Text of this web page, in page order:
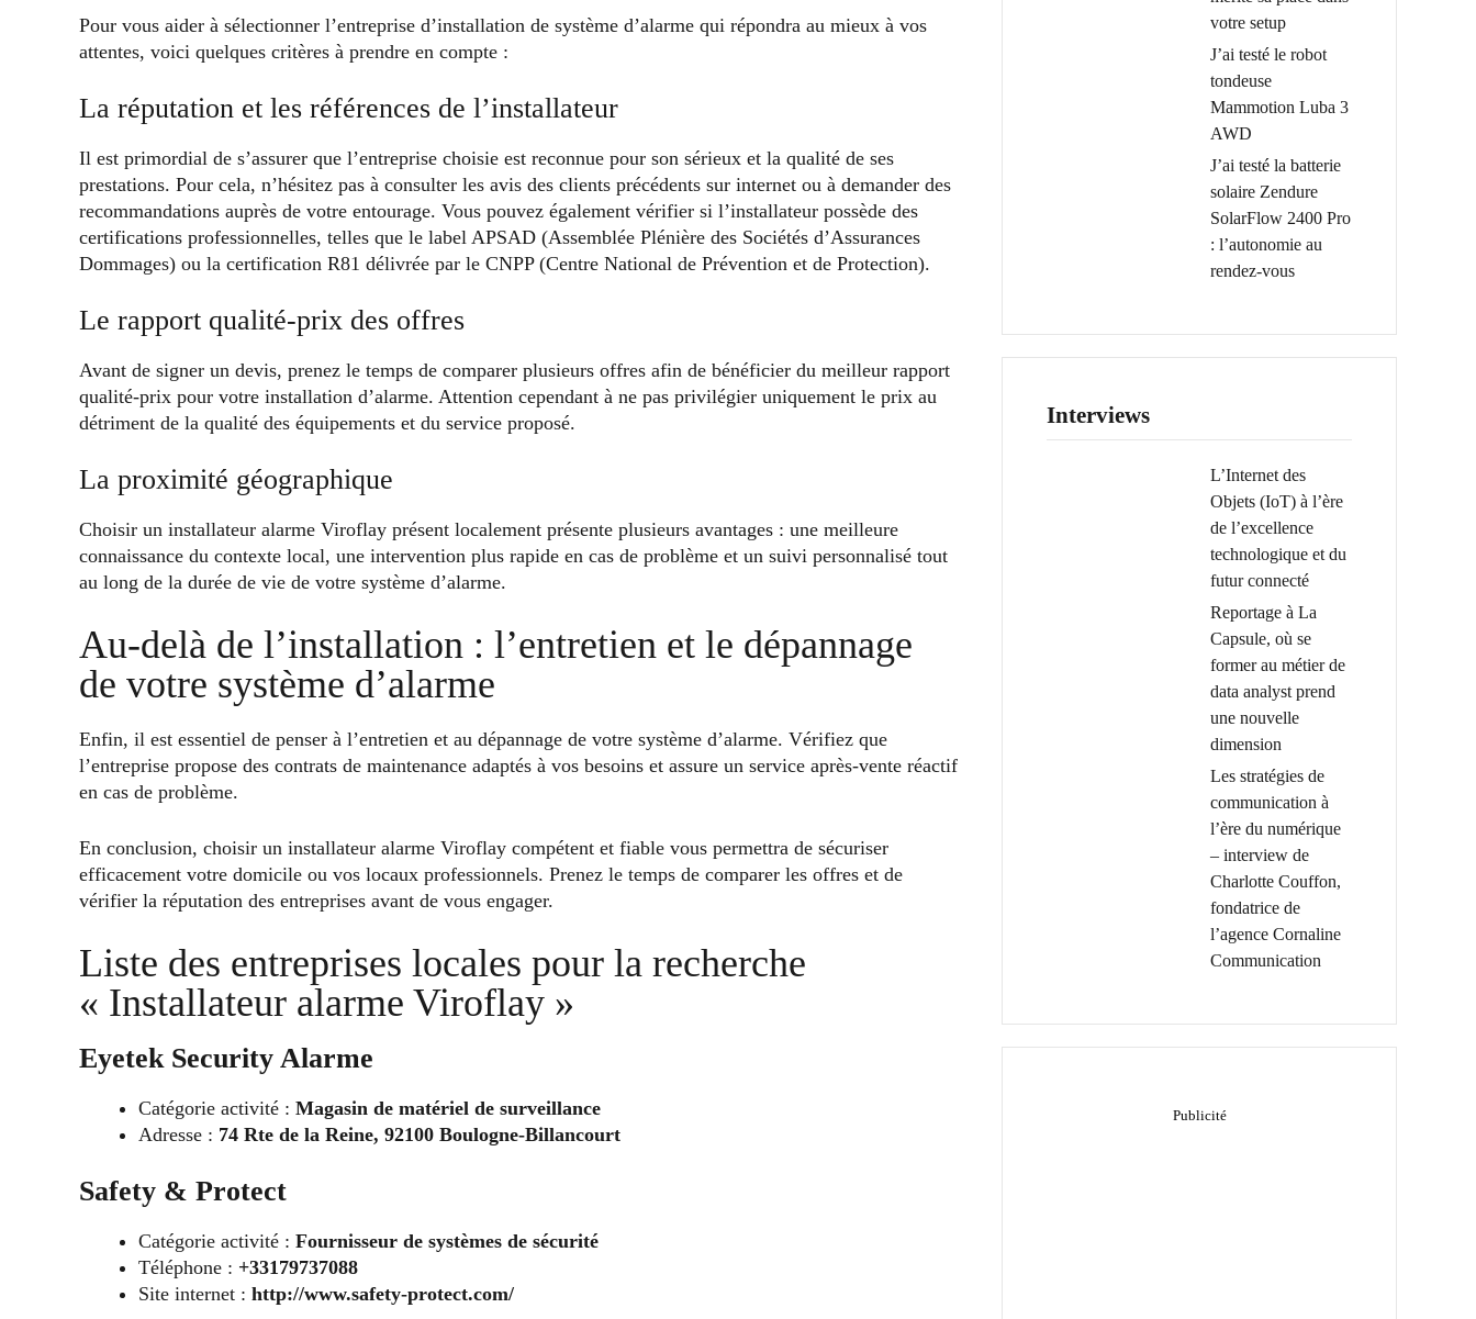
Pour vous aider à sélectionner l’entreprise d’installation de système d’alarme qui répondra au mieux à vos
attentes, voici quelques critères à prendre en compte :
La réputation et les références de l’installateur
Il est primordial de s’assurer que l’entreprise choisie est reconnue pour son sérieux et la qualité de ses
prestations. Pour cela, n’hésitez pas à consulter les avis des clients précédents sur internet ou à demander des
recommandations auprès de votre entourage. Vous pouvez également vérifier si l’installateur possède des
certifications professionnelles, telles que le label APSAD (Assemblée Plénière des Sociétés d’Assurances
Dommages) ou la certification R81 délivrée par le CNPP (Centre National de Prévention et de Protection).
Le rapport qualité-prix des offres
Avant de signer un devis, prenez le temps de comparer plusieurs offres afin de bénéficier du meilleur rapport
qualité-prix pour votre installation d’alarme. Attention cependant à ne pas privilégier uniquement le prix au
détriment de la qualité des équipements et du service proposé.
La proximité géographique
Choisir un installateur alarme Viroflay présent localement présente plusieurs avantages : une meilleure
connaissance du contexte local, une intervention plus rapide en cas de problème et un suivi personnalisé tout
au long de la durée de vie de votre système d’alarme.
Au-delà de l’installation : l’entretien et le dépannage
de votre système d’alarme
Enfin, il est essentiel de penser à l’entretien et au dépannage de votre système d’alarme. Vérifiez que
l’entreprise propose des contrats de maintenance adaptés à vos besoins et assure un service après-vente réactif
en cas de problème.
En conclusion, choisir un installateur alarme Viroflay compétent et fiable vous permettra de sécuriser
efficacement votre domicile ou vos locaux professionnels. Prenez le temps de comparer les offres et de
vérifier la réputation des entreprises avant de vous engager.
Liste des entreprises locales pour la recherche
« Installateur alarme Viroflay »
Eyetek Security Alarme
Catégorie activité : Magasin de matériel de surveillance
Adresse : 74 Rte de la Reine, 92100 Boulogne-Billancourt
Safety & Protect
Catégorie activité : Fournisseur de systèmes de sécurité
Téléphone : +33179737088
Site internet : http://www.safety-protect.com/
votre setup
J’ai testé le robot
tondeuse
Mammotion Luba 3
AWD
J’ai testé la batterie
solaire Zendure
SolarFlow 2400 Pro
: l’autonomie au
rendez-vous
Interviews
L’Internet des
Objets (IoT) à l’ère
de l’excellence
technologique et du
futur connecté
Reportage à La
Capsule, où se
former au métier de
data analyst prend
une nouvelle
dimension
Les stratégies de
communication à
l’ère du numérique
– interview de
Charlotte Couffon,
fondatrice de
l’agence Cornaline
Communication